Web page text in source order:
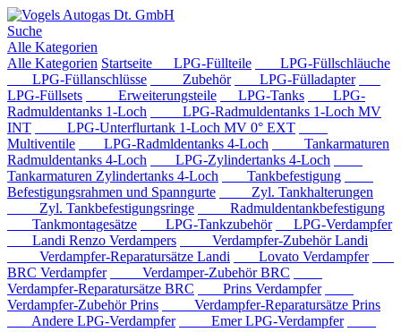
Suche
Alle Kategorien
Alle Kategorien Startseite LPG-Füllteile
LPG-Füllschläuche
LPG-Füllanschlüsse
Zubehör
LPG-Fülladapter
LPG-Füllsets
Erweiterungsteile LPG-Tanks
LPG-
Radmuldentanks 1-Loch
LPG-Radmuldentanks 1-Loch MV
INT
LPG-Unterflurtank 1-Loch MV 0° EXT
Multiventile
LPG-Radmldentanks 4-Loch
Tankarmaturen
Radmuldentanks 4-Loch
LPG-Zylindertanks 4-Loch
Tankarmaturen Zylindertanks 4-Loch
Tankbefestigung
Befestigungsrahmen und Spanngurte
Zyl. Tankhalterungen
Zyl. Tankbefestigungsringe
Radmuldentankbefestigung
Tankmontagesätze
LPG-Tankzubehör
LPG-Verdampfer
Landi Renzo Verdampers
Verdampfer-Zubehör Landi
Verdampfer-Reparatursätze Landi
Lovato Verdampfer
BRC Verdampfer
Verdamper-Zubehör BRC
Verdampfer-Reparatursätze BRC
Prins Verdampfer
Verdampfer-Zubehör Prins
Verdampfer-Reparatursätze Prins
Andere LPG-Verdampfer
Emer LPG-Verdampfer